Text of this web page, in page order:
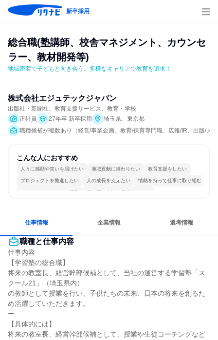
新卒採用
総合職(塾講師、校舎マネジメント、カウンセ
ラー、教材開発等)
地域密着で子どもと向き合う。多様なキャリアで教育を追求！
株式会社エジュテックジャパン
出版社・新聞社、教育支援サービス、教育・学校
正社員
27年卒 新卒採用
埼玉県、東京都
職種候補が複数あり（経営/事業企画、教育/保育専門職、広報/IR、出版/
こんな人におすすめ
人々に感動や笑いを届けたい 地域貢献に携わりたい 教育支援をしたい
プロジェクトを推進したい 人の成長を支えたい 情熱を持って仕事に取り組む
コミュニケーションが活発 長く同じ会社に居続けられる
仕事情報 企業情報 選考情報
職種と仕事内容
仕事内容
【学習塾の総合職】
将来の教室長、経営幹部候補として、当社の運営する学習塾「ス
クール21」（埼玉県内）
の教師として授業を行い、子供たちの未来、日本の将来を創るた
め活躍していただきます。
ー
【具体的には】
将来の教室長、経営幹部候補として、授業や生徒コーチングなど